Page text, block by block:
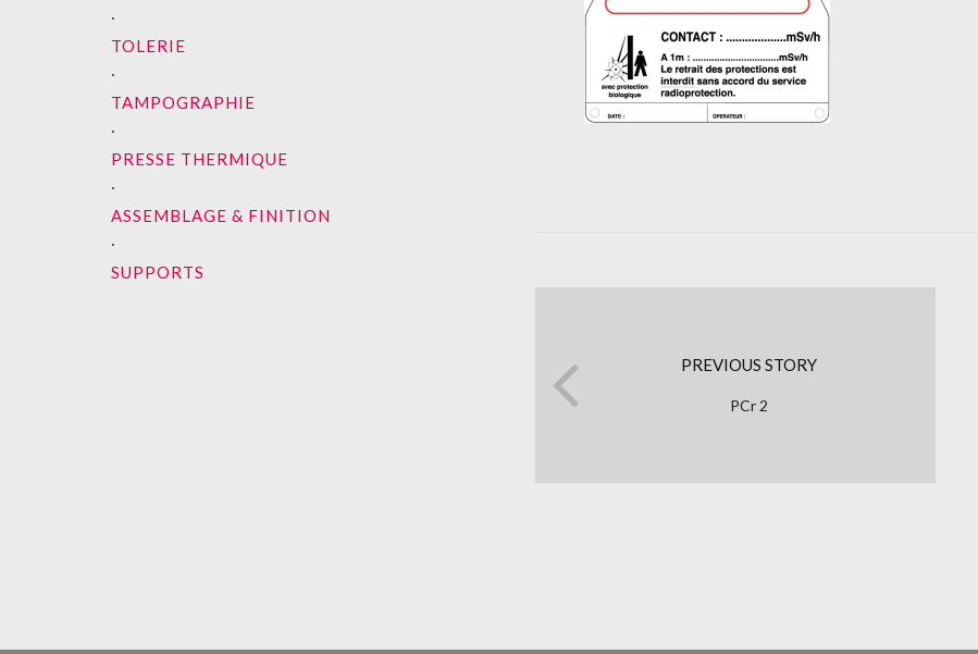
PREVIOUS STORY
PCr 2
∙
TOLERIE
∙
TAMPOGRAPHIE
∙
PRESSE THERMIQUE
∙
ASSEMBLAGE & FINITION
∙
SUPPORTS